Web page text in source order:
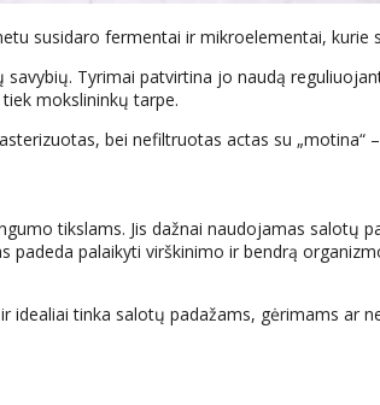
susidaro fermentai ir mikroelementai, kurie
Tyrimai patvirtina jo naudą
mokslininkų tarpe.
bei nefiltruotas actas su
tikslams. Jis dažnai naudojamas
palaikyti virškinimo ir bendrą
idealiai tinka salotų padažams, gėrimams ar